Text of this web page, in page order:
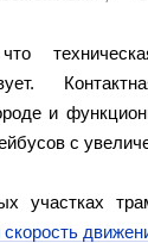
и
с
участках